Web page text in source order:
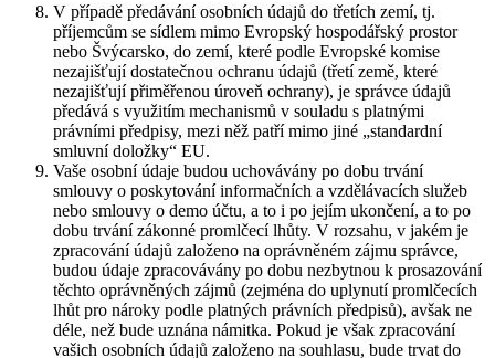
V případě předávání osobních údajů do třetích zemí, tj.
příjemcům se sídlem mimo Evropský hospodářský prostor
nebo Švýcarsko, do zemí, které podle Evropské komise
nezajišťují dostatečnou ochranu údajů (třetí země, které
nezajišťují přiměřenou úroveň ochrany), je správce údajů
předává s využitím mechanismů v souladu s platnými
právními předpisy, mezi něž patří mimo jiné „standardní
smluvní doložky“ EU.
Vaše osobní údaje budou uchovávány po dobu trvání
smlouvy o poskytování informačních a vzdělávacích služeb
nebo smlouvy o demo účtu, a to i po jejím ukončení, a to po
dobu trvání zákonné promlčecí lhůty. V rozsahu, v jakém je
zpracování údajů založeno na oprávněném zájmu správce,
budou údaje zpracovávány po dobu nezbytnou k prosazování
těchto oprávněných zájmů (zejména do uplynutí promlčecích
lhůt pro nároky podle platných právních předpisů), avšak ne
déle, než bude uznána námitka. Pokud je však zpracování
vašich osobních údajů založeno na souhlasu, bude trvat do